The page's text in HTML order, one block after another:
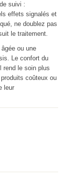
suivi :
effets signalés et
ne doublez pas
le traitement.
ou une
Le confort du
rend le soin plus
coûteux ou
leur